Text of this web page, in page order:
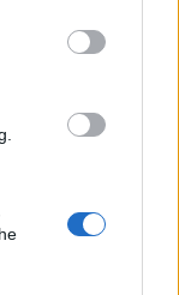
lui se
ad
ribellati [i
che non
circolazione
venuti a far